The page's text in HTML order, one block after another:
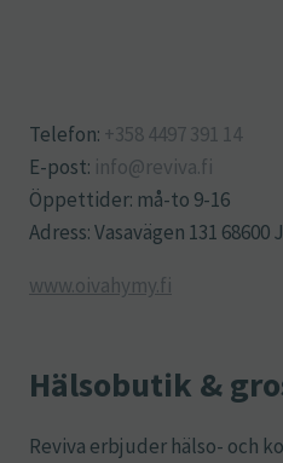
Telefon: +358 4497 391 14
E-post: info@reviva.fi
Öppettider: må-to 9-16
Adress: Vasavägen 131 68600
www.oivahymy.fi
Hälsobutik &
Reviva erbjuder hälso- och